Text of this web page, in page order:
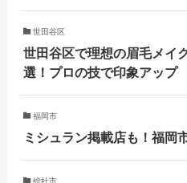
世田谷区
世田谷区で理想の眉毛メイ
選！プロの技で印象アップ
福岡市
ミシュラン掲載店も！福岡
総社市